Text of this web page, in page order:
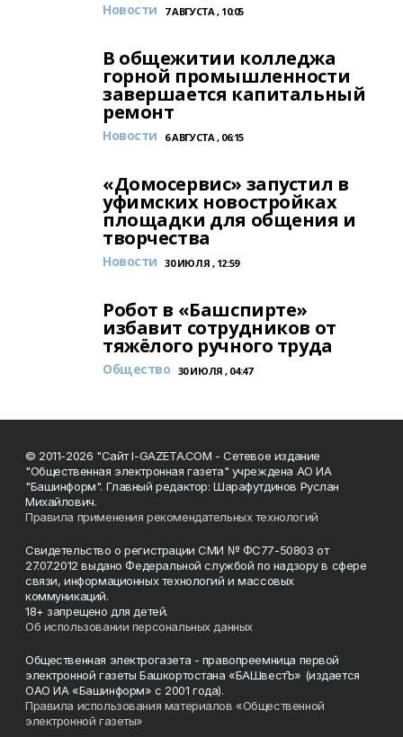
Новости 7 АВГУСТА , 10:05
В общежитии колледжа
горной промышленности
завершается капитальный
ремонт
Новости 6 АВГУСТА , 06:15
«Домосервис» запустил в
уфимских новостройках
площадки для общения и
творчества
Новости 30 ИЮЛЯ , 12:59
Робот в «Башспирте»
избавит сотрудников от
тяжёлого ручного труда
Общество 30 ИЮЛЯ , 04:47
© 2011-2026 "Сайт I-GAZETA.COM - Сетевое издание
"Общественная электронная газета" учреждена АО ИА
"Башинформ". Главный редактор: Шарафутдинов Руслан
Михайлович.
Правила применения рекомендательных технологий
Свидетельство о регистрации СМИ № ФС77-50803 от
27.07.2012 выдано Федеральной службой по надзору в сфере
связи, информационных технологий и массовых
коммуникаций.
18+ запрещено для детей.
Об использовании персональных данных
Общественная электрогазета - правопреемница первой
электронной газеты Башкортостана «БАШвестЪ» (издается
ОАО ИА «Башинформ» с 2001 года).
Правила использования материалов «Общественной
электронной газеты»